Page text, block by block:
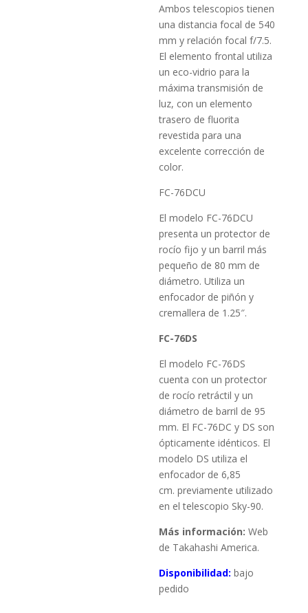
Ambos telescopios tienen
una distancia focal de 540
mm y relación focal f/7.5.
El elemento frontal utiliza
un eco-vidrio para la
máxima transmisión de
luz, con un elemento
trasero de fluorita
revestida para una
excelente corrección de
color.
FC-76DCU
El modelo FC-76DCU
presenta un protector de
rocío fijo y un barril más
pequeño de 80 mm de
diámetro. Utiliza un
enfocador de piñón y
cremallera de 1.25″.
FC-76DS
El modelo FC-76DS
cuenta con un protector
de rocío retráctil y un
diámetro de barril de 95
mm. El FC-76DC y DS son
ópticamente idénticos. El
modelo DS utiliza el
enfocador de 6,85
cm. previamente utilizado
en el telescopio Sky-90.
Más información: Web
de Takahashi America.
Disponibilidad: bajo
pedido